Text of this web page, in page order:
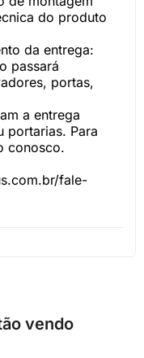
do produto
da entrega:
passará
portas,
a entrega
portarias. Para
conosco.
fale-
vendo